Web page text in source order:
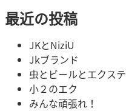
最近の投稿
JKとNiziU
Jkブランド
虫とビールとエクステ
小２のエク
みんな頑張れ！